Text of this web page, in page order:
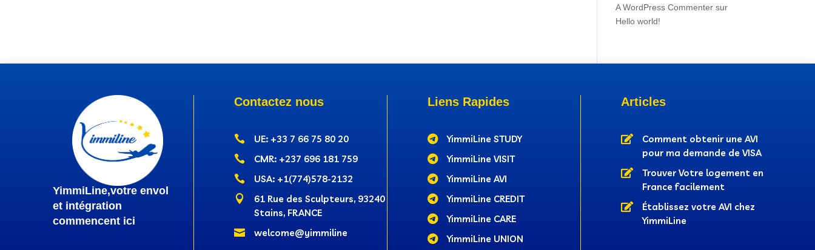
A WordPress Commenter sur
Hello world!
YimmiLine,votre envol
et intégration
commencent ici
Contactez nous
 UE: +33 7 66 75 80 20
 CMR: +237‭ 696 181 759
 USA: +1(774)578-2132

61 Rue des Sculpteurs, 93240
Stains, FRANCE
 welcome@yimmiline
Liens Rapides

YimmiLine STUDY

YimmiLine VISIT

YimmiLine AVI

YimmiLine CREDIT

YimmiLine CARE

YimmiLine UNION
Articles

Comment obtenir une AVI
pour ma demande de VISA

Trouver Votre logement en
France facilement

Établissez votre AVI chez
YimmiLine